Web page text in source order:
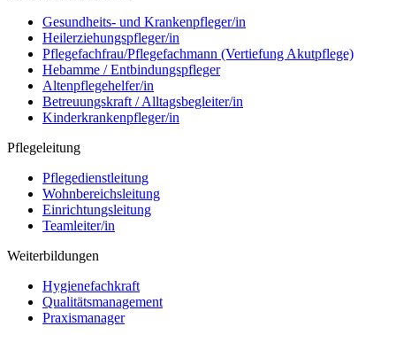
Gesundheits- und Krankenpfleger/in
Heilerziehungspfleger/in
Pflegefachfrau/Pflegefachmann (Vertiefung Akutpflege)
Hebamme / Entbindungspfleger
Altenpflegehelfer/in
Betreuungskraft / Alltagsbegleiter/in
Kinderkrankenpfleger/in
Pflegeleitung
Pflegedienstleitung
Wohnbereichsleitung
Einrichtungsleitung
Teamleiter/in
Weiterbildungen
Hygienefachkraft
Qualitätsmanagement
Praxismanager